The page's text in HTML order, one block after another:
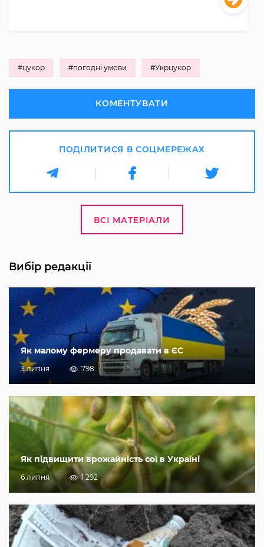
#цукор #погодні умови #Укрцукор
КОМЕНТУВАТИ
ПОДІЛИТИСЯ В СОЦМЕРЕЖАХ
ВСІ МАТЕРІАЛИ
Вибір редакції
Як малому фермеру продавати в ЄС
3 липня 798
Як підвищити врожайність сої в Україні
6 липня 1 292